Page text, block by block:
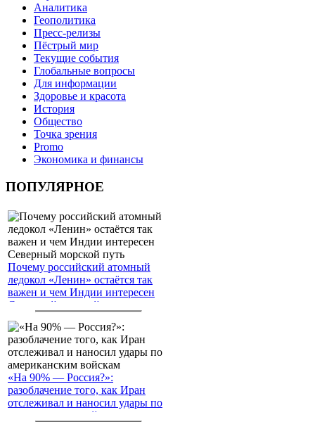
Аналитика
Геополитика
Пресс-релизы
Пёстрый мир
Текущие события
Глобальные вопросы
Для информации
Здоровье и красота
История
Общество
Точка зрения
Promo
Экономика и финансы
ПОПУЛЯРНОЕ
Почему российский атомный
ледокол «Ленин» остаётся так
важен и чем Индии интересен
Северный морской путь
«На 90% — Россия?»:
разоблачение того, как Иран
отслеживал и наносил удары по
американским войскам